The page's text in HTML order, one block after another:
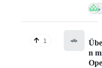
1 🚗
n